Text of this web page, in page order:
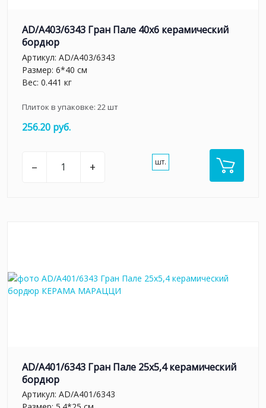
AD/A403/6343 Гран Пале 40x6 керамический
бордюр
Артикул: AD/A403/6343
Размер: 6*40 см
Вес: 0.441 кг
Плиток в упаковке: 22шт
256.20 руб.
– + шт.
AD/A401/6343 Гран Пале 25x5,4 керамический
бордюр
Артикул: AD/A401/6343